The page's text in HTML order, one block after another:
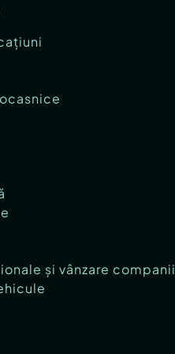
și vânzare companii